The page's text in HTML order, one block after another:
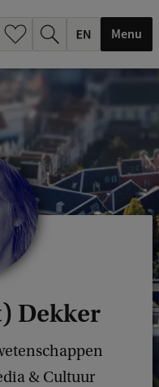
Menu
Dekker
& Cultuur